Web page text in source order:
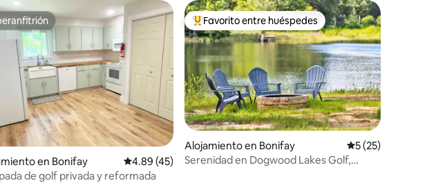
4.95 de 5, 464 reseñas
en Bonifay Calificación promedio: 4.89 de 5, 45 reseñas
4.89 (45)
de golf privada y reformada
Favorito entre huéspedes preferido
Favorito entre huéspedes
Alojamiento en Bonifay Calificación
5 (25)
Serenidad en Dogwood Lakes Golf,